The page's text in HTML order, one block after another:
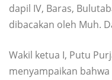
dapil IV, Baras,
dibacakan oleh Muh.
Wakil ketua I, Putu
menyampaikan